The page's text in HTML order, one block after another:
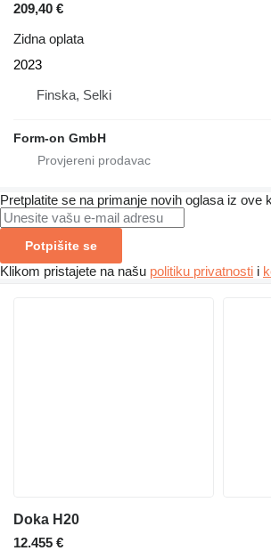
209,40 €
Zidna oplata
2023
Finska, Selki
Form-on GmbH
Pretplatite se na primanje novih oglasa iz ove
Potpišite se
Klikom pristajete na našu politiku privatnosti i
Doka H20
12.455 €